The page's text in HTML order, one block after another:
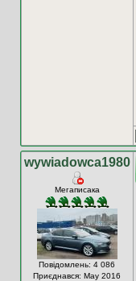
wywiadowca1980
Мегаписака
Повідомлень: 4 086
Приєднався: May 2016